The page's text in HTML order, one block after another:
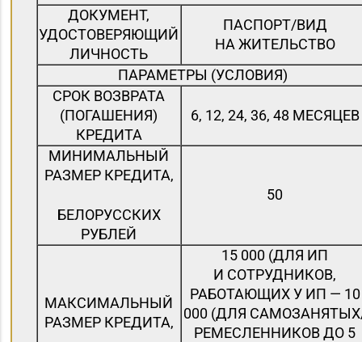
ДОКУМЕНТ,
УДОСТОВЕРЯЮЩИЙ
ЛИЧНОСТЬ
ПАСПОРТ/ВИД
НА ЖИТЕЛЬСТВО
ПАРАМЕТРЫ (УСЛОВИЯ)
СРОК ВОЗВРАТА
(ПОГАШЕНИЯ)
КРЕДИТА
6, 12, 24, 36, 48 МЕСЯЦЕВ
МИНИМАЛЬНЫЙ
РАЗМЕР КРЕДИТА,
БЕЛОРУССКИХ
РУБЛЕЙ
50
МАКСИМАЛЬНЫЙ
РАЗМЕР КРЕДИТА,
15 000 (ДЛЯ ИП
И СОТРУДНИКОВ,
РАБОТАЮЩИХ У ИП — 10
000 (ДЛЯ
РЕМЕСЛЕННИКОВ ДО 5